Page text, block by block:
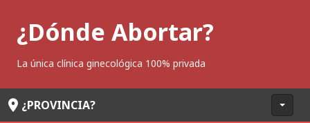
r
¿Dónde Abortar?
La única clínica ginecológica 100% privada
¿PROVINCIA?